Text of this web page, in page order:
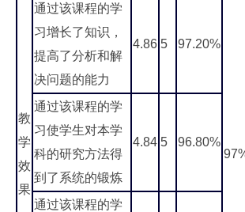
教
学
效
果
通过该课程的学
习增长了知识，
提高了分析和解
决问题的能力
4.86 5 97.20%
通过该课程的学
习使学生对本学
科的研究方法得
到了系统的锻炼
4.84 5 96.80%
通过该课程的学